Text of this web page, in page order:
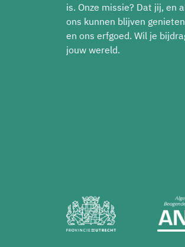
is. Onze missie? Dat jij, en
ons kunnen blijven
en ons erfgoed. Wil je
jouw wereld.